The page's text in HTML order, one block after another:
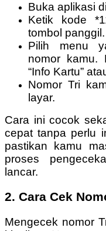
Buka aplikasi
Ketik kode
tombol panggil.
Pilih menu
nomor kamu.
“Info Kartu”
Nomor Tri
layar.
Cara ini cocok
cepat tanpa perlu
pastikan kamu
proses
lancar.
2. Cara Cek
Mengecek nomor